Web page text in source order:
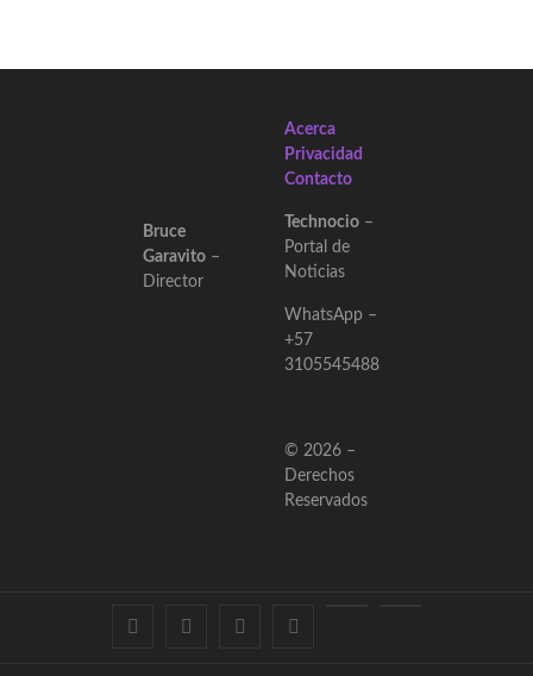
Bruce
Garavito–
Director
Acerca
Privacidad
Contacto
Technocio –
Portal de
Noticias
WhatsApp –
+57
3105545488
© 2026 –
Derechos
Reservados
Linkedin Twitter Instagram